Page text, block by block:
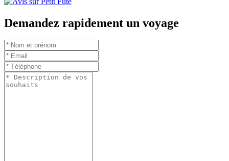
Demandez rapidement un voyage